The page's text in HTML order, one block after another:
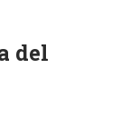
del